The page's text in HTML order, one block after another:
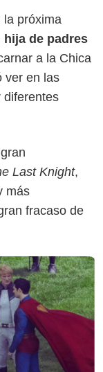
la próxima
hija de padres
a la Chica
ver en las
diferentes
Last Knight,
más
fracaso de